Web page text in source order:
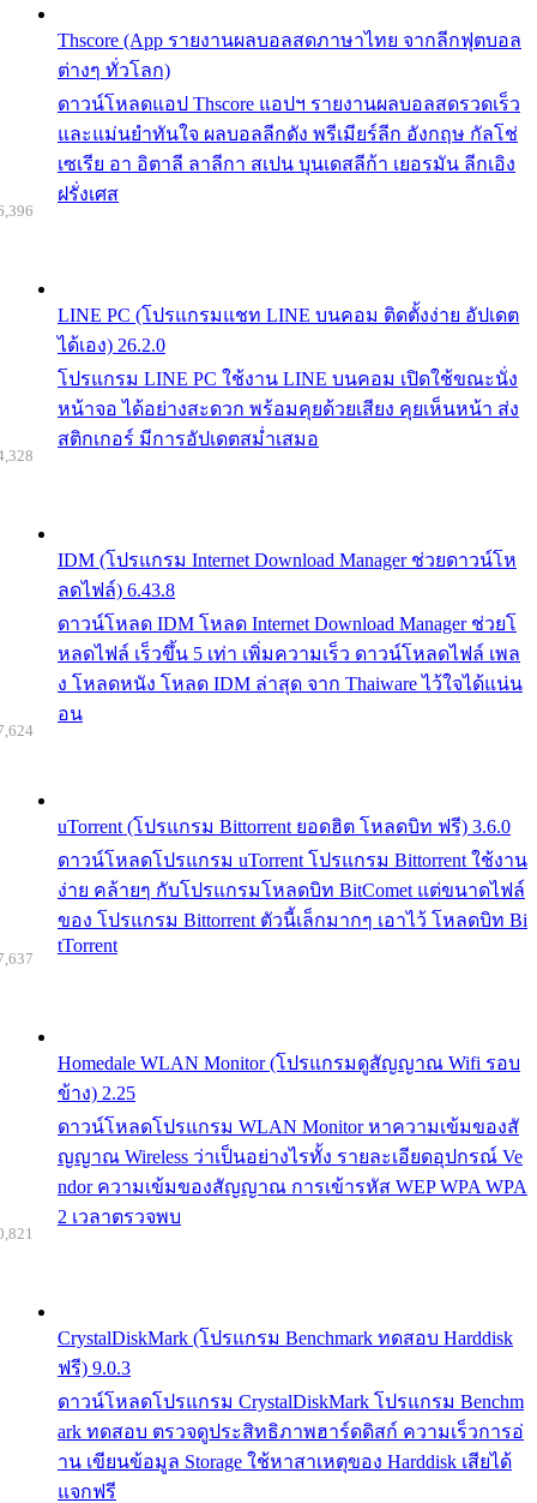
Thscore (App รายงานผลบอลสดภาษาไทย จากลีกฟุตบอล
ต่างๆ ทั่วโลก)
ดาวน์โหลดแอป Thscore แอปฯ รายงานผลบอลสดรวดเร็ว
และแม่นยำทันใจ ผลบอลลีกดัง พรีเมียร์ลีก อังกฤษ กัลโช่
เซเรีย อา อิตาลี ลาลีกา สเปน บุนเดสลีก้า เยอรมัน ลีกเอิง
ฝรั่งเศส
LINE PC (โปรแกรมแชท LINE บนคอม ติดตั้งง่าย อัปเดต
ได้เอง) 26.2.0
โปรแกรม LINE PC ใช้งาน LINE บนคอม เปิดใช้ขณะนั่ง
หน้าจอ ได้อย่างสะดวก พร้อมคุยด้วยเสียง คุยเห็นหน้า ส่ง
สติกเกอร์ มีการอัปเดตสม่ำเสมอ
IDM (โปรแกรม Internet Download Manager ช่วยดาวน์โห
ลดไฟล์) 6.43.8
ดาวน์โหลด IDM โหลด Internet Download Manager ช่วยโ
หลดไฟล์ เร็วขึ้น 5 เท่า เพิ่มความเร็ว ดาวน์โหลดไฟล์ เพล
ง โหลดหนัง โหลด IDM ล่าสุด จาก Thaiware ไว้ใจได้แน่น
อน
uTorrent (โปรแกรม Bittorrent ยอดฮิต โหลดบิท ฟรี) 3.6.0
ดาวน์โหลดโปรแกรม uTorrent โปรแกรม Bittorrent ใช้งาน
ง่าย คล้ายๆ กับโปรแกรมโหลดบิท BitComet แต่ขนาดไฟล์
ของ โปรแกรม Bittorrent ตัวนี้เล็กมากๆ เอาไว้ โหลดบิท Bi
tTorrent
Homedale WLAN Monitor (โปรแกรมดูสัญญาณ Wifi รอบ
ข้าง) 2.25
ดาวน์โหลดโปรแกรม WLAN Monitor หาความเข้มของสั
ญญาณ Wireless ว่าเป็นอย่างไรทั้ง รายละเอียดอุปกรณ์ Ve
ndor ความเข้มของสัญญาณ การเข้ารหัส WEP WPA WPA
2 เวลาตรวจพบ
CrystalDiskMark (โปรแกรม Benchmark ทดสอบ Harddisk
ฟรี) 9.0.3
ดาวน์โหลดโปรแกรม CrystalDiskMark โปรแกรม Benchm
ark ทดสอบ ตรวจดูประสิทธิภาพฮาร์ดดิสก์ ความเร็วการอ่
าน เขียนข้อมูล Storage ใช้หาสาเหตุของ Harddisk เสียได้
แจกฟรี